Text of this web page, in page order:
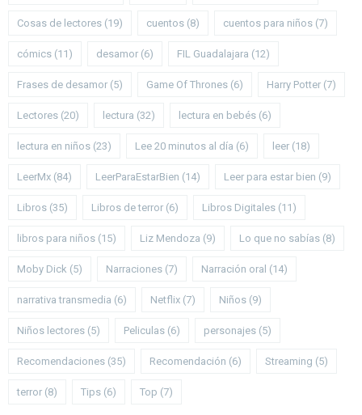
Cosas de lectores (19) cuentos (8) cuentos para niños (7)
cómics (11) desamor (6) FIL Guadalajara (12)
Frases de desamor (5) Game Of Thrones (6) Harry Potter (7)
Lectores (20) lectura (32) lectura en bebés (6)
lectura en niños (23) Lee 20 minutos al día (6) leer (18)
LeerMx (84) LeerParaEstarBien (14) Leer para estar bien (9)
Libros (35) Libros de terror (6) Libros Digitales (11)
libros para niños (15) Liz Mendoza (9) Lo que no sabías (8)
Moby Dick (5) Narraciones (7) Narración oral (14)
narrativa transmedia (6) Netflix (7) Niños (9)
Niños lectores (5) Peliculas (6) personajes (5)
Recomendaciones (35) Recomendación (6) Streaming (5)
terror (8) Tips (6) Top (7)